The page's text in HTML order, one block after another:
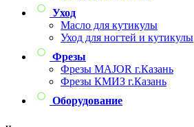
Уход
Масло для кутикулы
Уход для ногтей и кутикулы
Фрезы
Фрезы MAJOR г.Казань
Фрезы КМИЗ г.Казань
Оборудование